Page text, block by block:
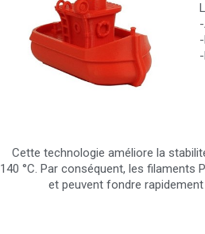
Cette technologie améliore la
140 °C. Par conséquent, les filaments
et peuvent fondre